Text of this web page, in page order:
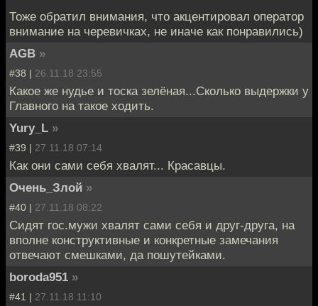
Тоже обратил внимания, что акцентировал оператор
внимание на черевичках, не иначе как понравились)
AGB »
#38 | 26.11.18 23:55
Какое же нудье и тоска зелёная...Сколько выдержки у
Главного на такое ходить.
Yury_L »
#39 | 27.11.18 07:14
Как они сами себя хвалят... Красавцы.
Очень_Злой »
#40 | 27.11.18 08:22
Сидят гос.мужи хвалят сами себя и друг-друга, на
вполне конструктивные и конкретные замечания
отвечают смешками, да пошутейками.
boroda951 »
#41 | 27.11.18 11:10